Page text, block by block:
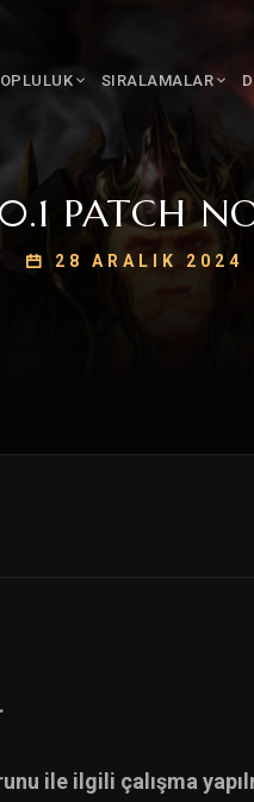
SIRALAMALAR
PATCH
28 ARALIK 2024
ile ilgili çalışma